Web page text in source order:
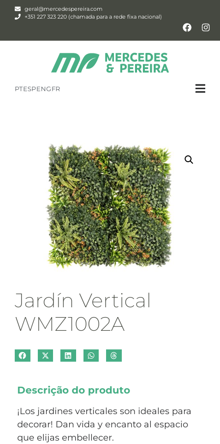
geral@mercedespereira.com
+351 227 323 220 (chamada para a rede fixa nacional)
PTESPENGFR
Jardín Vertical
WMZ1002A
Descrição do produto
¡Los jardines verticales son ideales para
decorar! Dan vida y encanto al espacio
que elijas embellecer.